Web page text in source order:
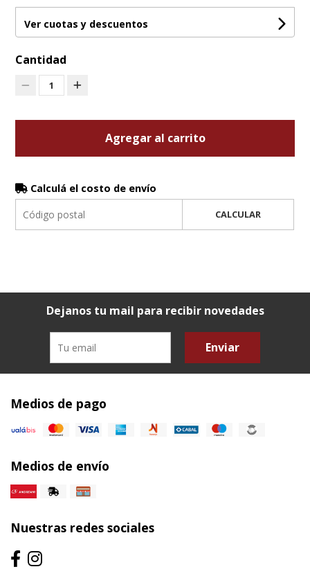
Ver cuotas y descuentos
Cantidad
1
Agregar al carrito
Calculá el costo de envío
CALCULAR
Dejanos tu mail para recibir novedades
Enviar
Medios de pago
Medios de envío
Nuestras redes sociales